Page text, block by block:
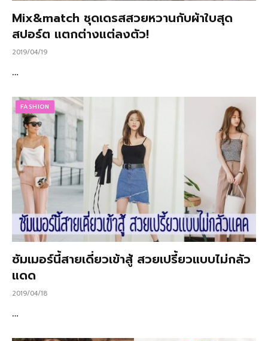
Mix&match ชุดเดรสสวยหวานกับผ้าใบสุด
สปอร์ต แตกต่างแต่ลงตัว!
2019/04/19
…
FASHION
ซัมเมอร์นี้สายเดี่ยวเข้าสู้ สวยเปรี้ยวแบบไม่กลัว
แดด
2019/04/18
…